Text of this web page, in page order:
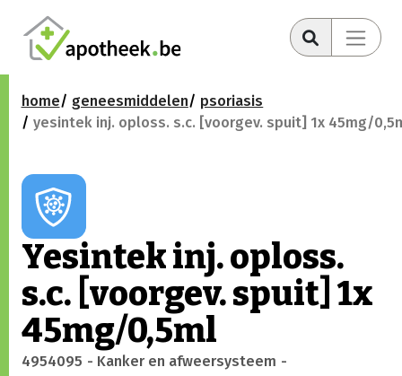
home geneesmiddelen
psoriasis
yesintek inj. oploss. s.c. [voorgev. spuit] 1x 45mg/
Yesintek inj. oploss.
s.c. [voorgev. spuit] 1x
45mg/0,5ml
4954095 - Kanker en afweersysteem -